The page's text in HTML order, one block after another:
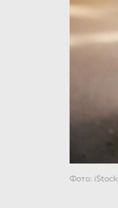
Фото: iStock